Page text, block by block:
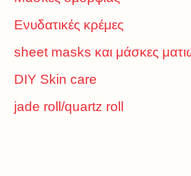
Ενυδατικές κρέμες
sheet masks και μάσκες
DIY Skin care
jade roll/quartz roll